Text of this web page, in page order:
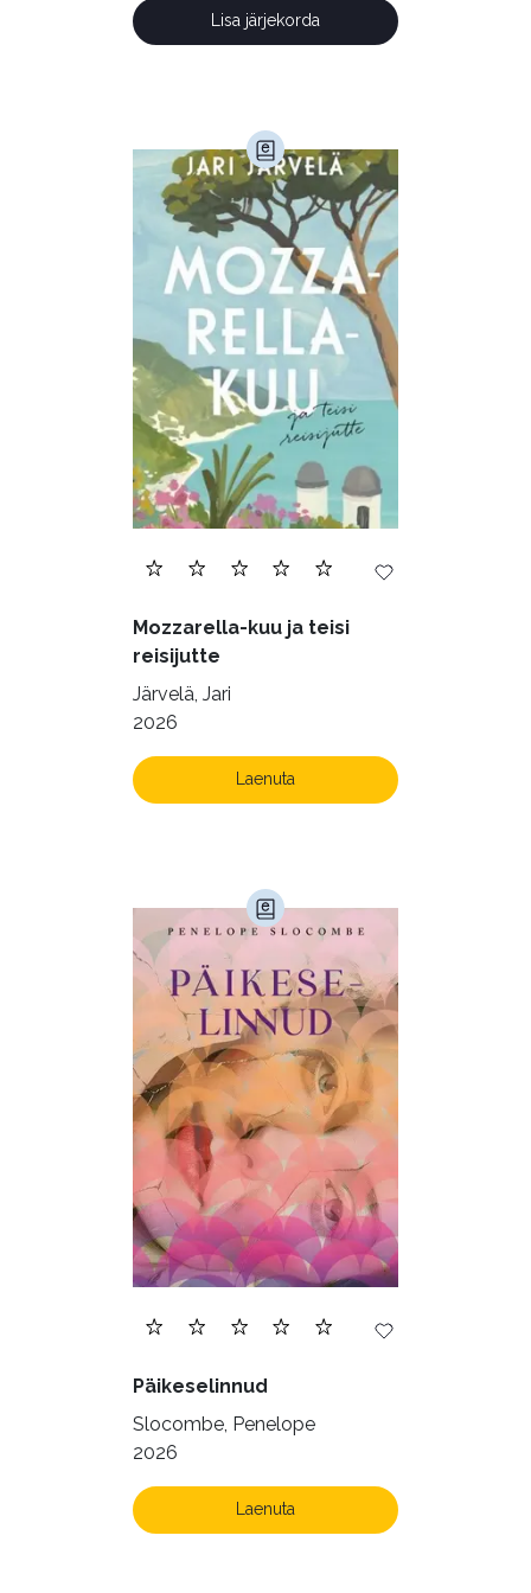
Laste- ja noortekirjandus (581)
Loodusteadus (32)
Maamajandus (24)
Majandus (34)
Perioodika (15)
Psühholoogia (186)
Rahandus (46)
Religioon (107)
Siseturvalisus (34)
Sport (52)
Tehnika (6)
Telekommunikatsioon (9)
Vabakasutus (423)
Õigus (22)
Lisa järjekorda
Mozzarella-kuu ja teisi
reisijutte
Järvelä, Jari
2026
Laenuta
Päikeselinnud
Slocombe, Penelope
2026
Laenuta